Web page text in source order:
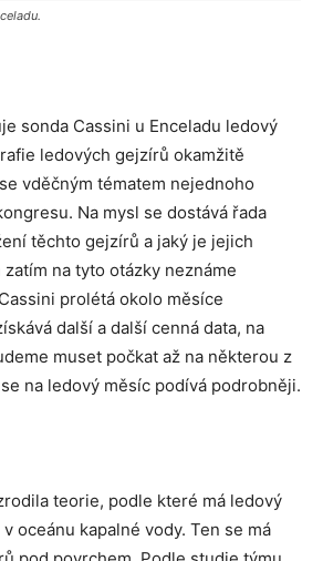
sonda Cassini u Enceladu ledový
ledových gejzírů okamžitě
vděčným tématem nejednoho
Na mysl se dostává řada
těchto gejzírů a jaký je jejich
na tyto otázky neznáme
prolétá okolo měsíce
další a další cenná data, na
muset počkat až na některou z
na ledový měsíc podívá podrobněji.
teorie, podle které má ledový
oceánu kapalné vody. Ten se má